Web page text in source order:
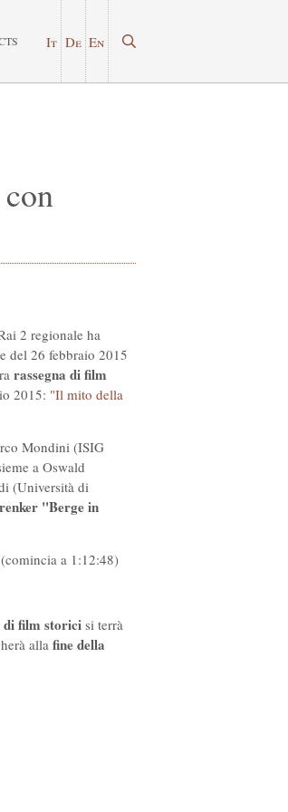
It De En
2 regionale ha
del 26 febbraio 2015
rassegna di film
2015: "Il mito della
Mondini (ISIG
a Oswald
(Università di
"Berge in
(comincia a 1:12:48)
di film storicisi terrà
alla fine della